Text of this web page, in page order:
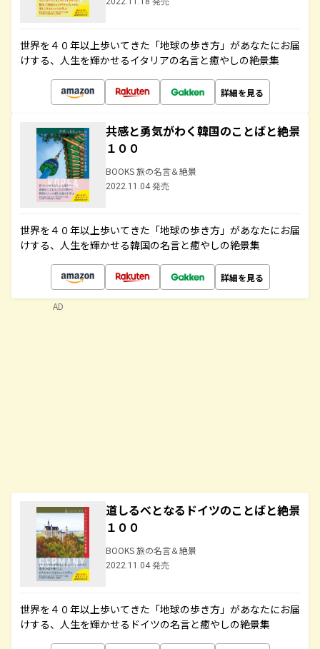
世界を４０年以上歩いてきた「地球の歩き方」があなたにお届
けする、人生を輝かせるイタリアの名言と癒やしの絶景集
詳細を見る
共感と勇気がわく韓国のことばと絶景
１００
BOOKS 旅の名言＆絶景
2022.11.04 発売
世界を４０年以上歩いてきた「地球の歩き方」があなたにお届
けする、人生を輝かせる韓国の名言と癒やしの絶景集
詳細を見る
道しるべとなるドイツのことばと絶景
１００
BOOKS 旅の名言＆絶景
2022.11.04 発売
世界を４０年以上歩いてきた「地球の歩き方」があなたにお届
けする、人生を輝かせるドイツの名言と癒やしの絶景集
AD